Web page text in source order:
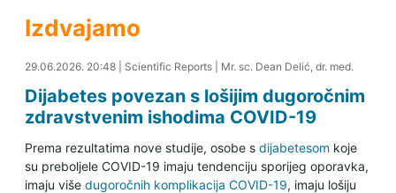
Izdvajamo
29.06.2026. 21:34
29.06.2026. 20:48| Scientific Reports| Mr. sc. Dean Delić, dr. med.
Dijabetes povezan s lošijim dugoročnim
zdravstvenim ishodima COVID-19
Prema rezultatima nove studije, osobe s dijabetesom koje
su preboljele COVID-19 imaju tendenciju sporijeg oporavka,
imaju više dugoročnih komplikacija COVID-19, imaju lošiju